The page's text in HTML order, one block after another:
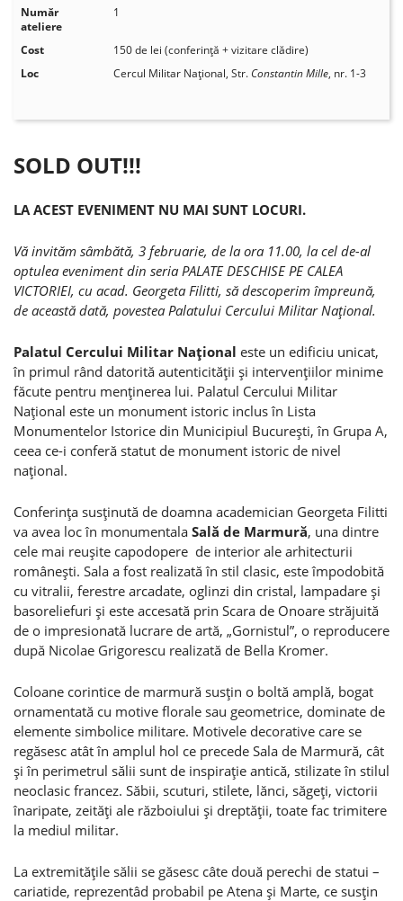
Număr
ateliere
1
Cost
150 de lei (conferință + vizitare clădire)
Loc
Cercul Militar Național, Str. Constantin Mille, nr. 1-3
SOLD OUT!!!
LA ACEST EVENIMENT NU MAI SUNT LOCURI.
Vă invităm sâmbătă, 3 februarie, de la ora 11.00, la cel de-al
optulea eveniment din seria PALATE DESCHISE PE CALEA
VICTORIEI, cu acad. Georgeta Filitti, să descoperim împreună,
de această dată, povestea Palatului Cercului Militar Naţional.
Palatul Cercului Militar Naţional este un edificiu unicat,
în primul rând datorită autenticităţii şi intervenţiilor minime
făcute pentru menţinerea lui. Palatul Cercului Militar
Naţional este un monument istoric inclus în Lista
Monumentelor Istorice din Municipiul Bucureşti, în Grupa A,
ceea ce-i conferă statut de monument istoric de nivel
naţional.
Conferinţa susţinută de doamna academician Georgeta Filitti
va avea loc în monumentala Sală de Marmură, una dintre
cele mai reuşite capodopere de interior ale arhitecturii
româneşti. Sala a fost realizată în stil clasic, este împodobită
cu vitralii, ferestre arcadate, oglinzi din cristal, lampadare şi
basoreliefuri şi este accesată prin Scara de Onoare străjuită
de o impresionată lucrare de artă, „Gornistul”, o reproducere
după Nicolae Grigorescu realizată de Bella Kromer.
Coloane corintice de marmură susţin o boltă amplă, bogat
ornamentată cu motive florale sau geometrice, dominate de
elemente simbolice militare. Motivele decorative care se
regăsesc atât în amplul hol ce precede Sala de Marmură, cât
şi în perimetrul sălii sunt de inspiraţie antică, stilizate în stilul
neoclasic francez. Săbii, scuturi, stilete, lănci, săgeţi, victorii
înaripate, zeităţi ale războiului şi dreptăţii, toate fac trimitere
la mediul militar.
La extremităţile sălii se găsesc câte două perechi de statui –
cariatide, reprezentâd probabil pe Atena şi Marte, ce susţin